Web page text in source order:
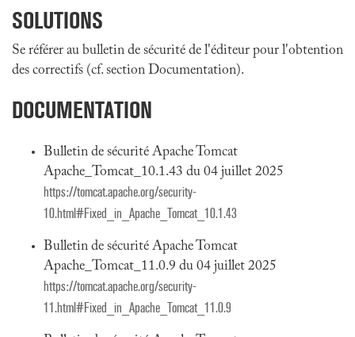
SOLUTIONS
Se référer au bulletin de sécurité de l'éditeur pour l'obtention
des correctifs (cf. section Documentation).
DOCUMENTATION
Bulletin de sécurité Apache Tomcat
Apache_Tomcat_10.1.43 du 04 juillet 2025
https://tomcat.apache.org/security-
10.html#Fixed_in_Apache_Tomcat_10.1.43
Bulletin de sécurité Apache Tomcat
Apache_Tomcat_11.0.9 du 04 juillet 2025
https://tomcat.apache.org/security-
11.html#Fixed_in_Apache_Tomcat_11.0.9